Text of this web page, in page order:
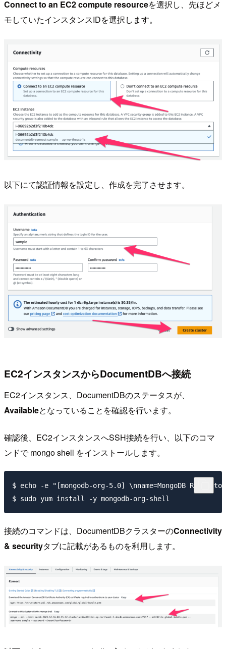
Connect to an EC2 compute resourceを選択し、先ほどメ
モしていたインスタンスIDを選択します。
以下にて認証情報を設定し、作成を完了させます。
EC2インスタンスからDocumentDBへ接続
EC2インスタンス、DocumentDBのステータスが、
Availableとなっていることを確認を行います。
確認後、EC2インスタンスへSSH接続を行い、以下のコマ
ンドで mongo shell をインストールします。
$ echo -e "[mongodb-org-5.0] \nname=MongoDB
接続のコマンドは、DocumentDBクラスターのConnectivity
& securityタブに記載があるものを利用します。